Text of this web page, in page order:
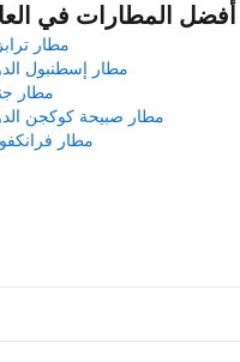
أفضل المطارات في
مطار
مطار إسطنبول
مطار
مطار صبيحة كوكجن
مطار